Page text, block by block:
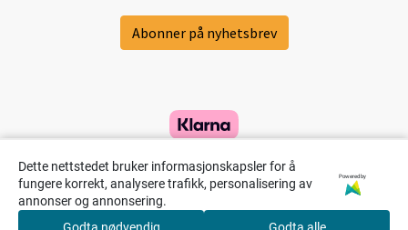
Abonner på nyhetsbrev
Dette nettstedet bruker informasjonskapsler for å
fungere korrekt, analysere trafikk, personalisering av
annonser og annonsering.
Powered by